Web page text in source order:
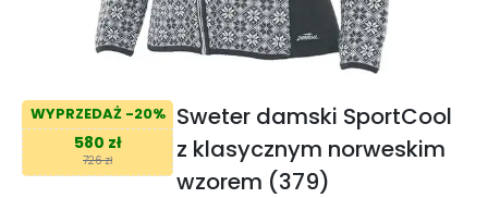
WYPRZEDAŻ -20%
580 zł
726 zł
Sweter damski SportCool
z klasycznym norweskim
wzorem (379)